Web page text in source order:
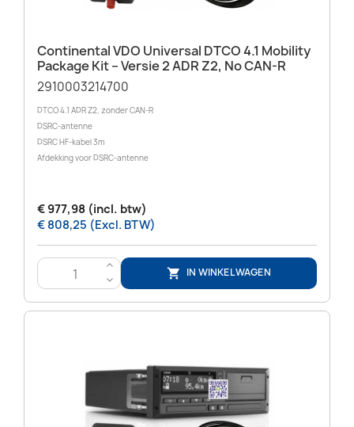
Continental VDO Universal DTCO 4.1 Mobility
Package Kit – Versie 2 ADR Z2, No CAN-R
2910003214700
DTCO 4.1 ADR Z2, zonder CAN-R
DSRC-antenne
DSRC HF-kabel 3m
Afdekking voor DSRC-antenne
€ 977,98 (incl. btw)
€ 808,25 (Excl. BTW)
>
<
 IN WINKELWAGEN